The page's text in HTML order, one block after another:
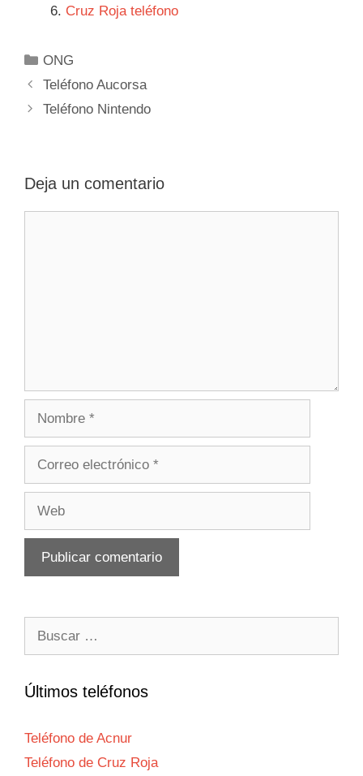
Cruz Roja teléfono
Categorías
ONG
Navegación
de
Teléfono Aucorsa
Teléfono Nintendo
Deja un comentario
Últimos teléfonos
Teléfono de Acnur
Teléfono de Cruz Roja